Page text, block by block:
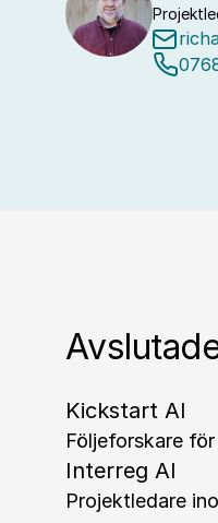
Kickstart AI
Följeforskare
Interreg AI
Projektledare